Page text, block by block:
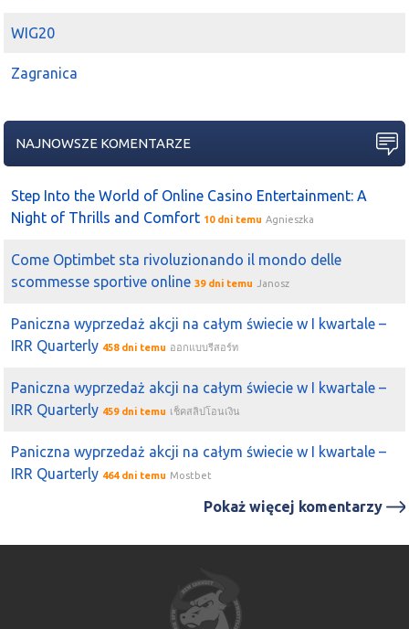
WIG20
Zagranica
NAJNOWSZE KOMENTARZE
Step Into the World of Online Casino Entertainment: A
Night of Thrills and Comfort 10 dni temu Agnieszka
Come Optimbet sta rivoluzionando il mondo delle
scommesse sportive online 39 dni temu Janosz
Paniczna wyprzedaż akcji na całym świecie w I kwartale –
IRR Quarterly 458 dni temu ออกแบบรีสอร์ท
Paniczna wyprzedaż akcji na całym świecie w I kwartale –
IRR Quarterly 459 dni temu เช็คสลิปโอนเงิน
Paniczna wyprzedaż akcji na całym świecie w I kwartale –
IRR Quarterly 464 dni temu Mostbet
Pokaż więcej komentarzy